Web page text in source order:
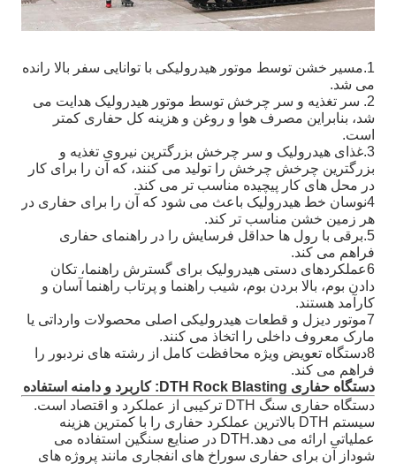
1.مسیر خشن توسط موتور هیدرولیکی با توانایی سفر بالا رانده
می شد.
2. سر تغذیه و سر چرخش توسط موتور هیدرولیک هدایت می
شد، بنابراین مصرف هوا و روغن و هزینه کل حفاری کمتر
است.
3.غذای هیدرولیک و سر چرخش بزرگترین نیروی تغذیه و
بزرگترین چرخش چرخش را تولید می کنند، که آن را برای کار
در محل های کار پیچیده مناسب تر می کند.
4نوسان خط هیدرولیک باعث می شود که آن را برای حفاری در
هر زمین خشن مناسب تر کند.
5.برقی با رول ها حداقل فرسایش را در راهنمای حفاری
فراهم می کند.
6عملکردهای دستی هیدرولیک برای گسترش راهنما، تکان
دادن بوم، بالا بردن بوم، شیب راهنما و پرتاب راهنما آسان و
کارآمد هستند.
7موتور دیزل و قطعات هیدرولیکی اصلی محصولات وارداتی یا
مارک معروف داخلی را اتخاذ می کنند.
8دستگاه تعویض ویژه محافظت کامل از رشته های نردبور را
فراهم می کند.
دستگاه حفاری DTH Rock Blasting: کاربرد و دامنه استفاده
دستگاه حفاری سنگ DTH ترکیبی از عملکرد و اقتصاد است.
سیستم DTH بالاترین عملکرد حفاری را با کمترین هزینه
عملیاتی ارائه می دهد.DTH در صنایع سنگین استفاده می
شوداز آن برای حفاری سوراخ های انفجاری مانند پروژه های